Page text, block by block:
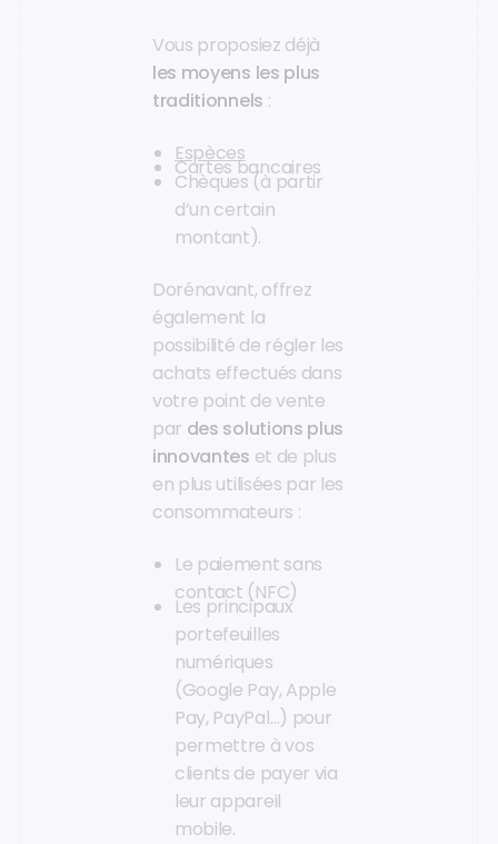
Vous proposiez déjà
les moyens les plus
traditionnels :
Espèces
Cartes bancaires
Chèques (à partir
d’un certain
montant).
Dorénavant, offrez
également la
possibilité de régler les
achats effectués dans
votre point de vente
par des solutions plus
innovantes et de plus
en plus utilisées par les
consommateurs :
Le paiement sans
contact (NFC)
Les principaux
portefeuilles
numériques
(Google Pay, Apple
Pay, PayPal…) pour
permettre à vos
clients de payer via
leur appareil
mobile.